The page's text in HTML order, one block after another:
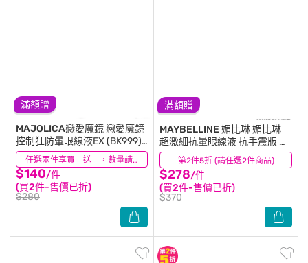
滿額贈
任選兩件享買一送一，數量請選2件
MAJOLICA戀愛魔鏡戀愛魔鏡
控制狂防暈眼線液EX (BK999)
0.5mL
$140/件
(買2件-售價已折)
$280
(22)
滿額贈
第2件5折 (請任選2件商品)
MAYBELLINE 媚比琳媚比琳
超激細抗暈眼線液 抗手震版 黑
色 0.5ml #小金蓋
$278/件
(買2件-售價已折)
$370
(35)